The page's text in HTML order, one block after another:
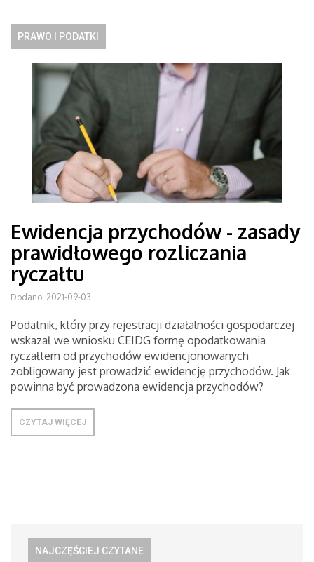
PRAWO I PODATKI
Ewidencja przychodów - zasady
prawidłowego rozliczania
ryczałtu
Dodano: 2021-09-03
Podatnik, który przy rejestracji działalności gospodarczej
wskazał we wniosku CEIDG formę opodatkowania
ryczałtem od przychodów ewidencjonowanych
zobligowany jest prowadzić ewidencję przychodów. Jak
powinna być prowadzona ewidencja przychodów?
CZYTAJ WIĘCEJ
NAJCZĘŚCIEJ CZYTANE